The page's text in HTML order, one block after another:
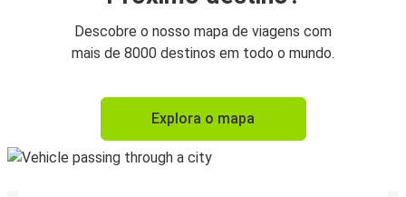
Descobre o nosso mapa de viagens com
mais de 8000 destinos em todo o mundo.
Explora o mapa